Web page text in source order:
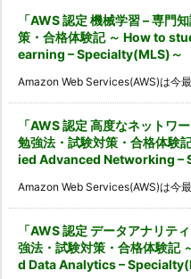
「AWS 認定 機械学習 – 専門
策・合格体験記 ～ How to
earning – Specialty(MLS)～
Amazon Web Services(AWS)は今
「AWS 認定 高度なネットワ
勉強法・試験対策・合格体
ied Advanced Networking –
Amazon Web Services(AWS)は今
「AWS 認定 データアナリテ
強法・試験対策・合格体験
d Data Analytics –